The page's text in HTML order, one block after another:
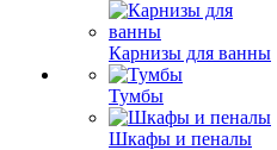
Карнизы для ванны
Тумбы
Шкафы и пеналы